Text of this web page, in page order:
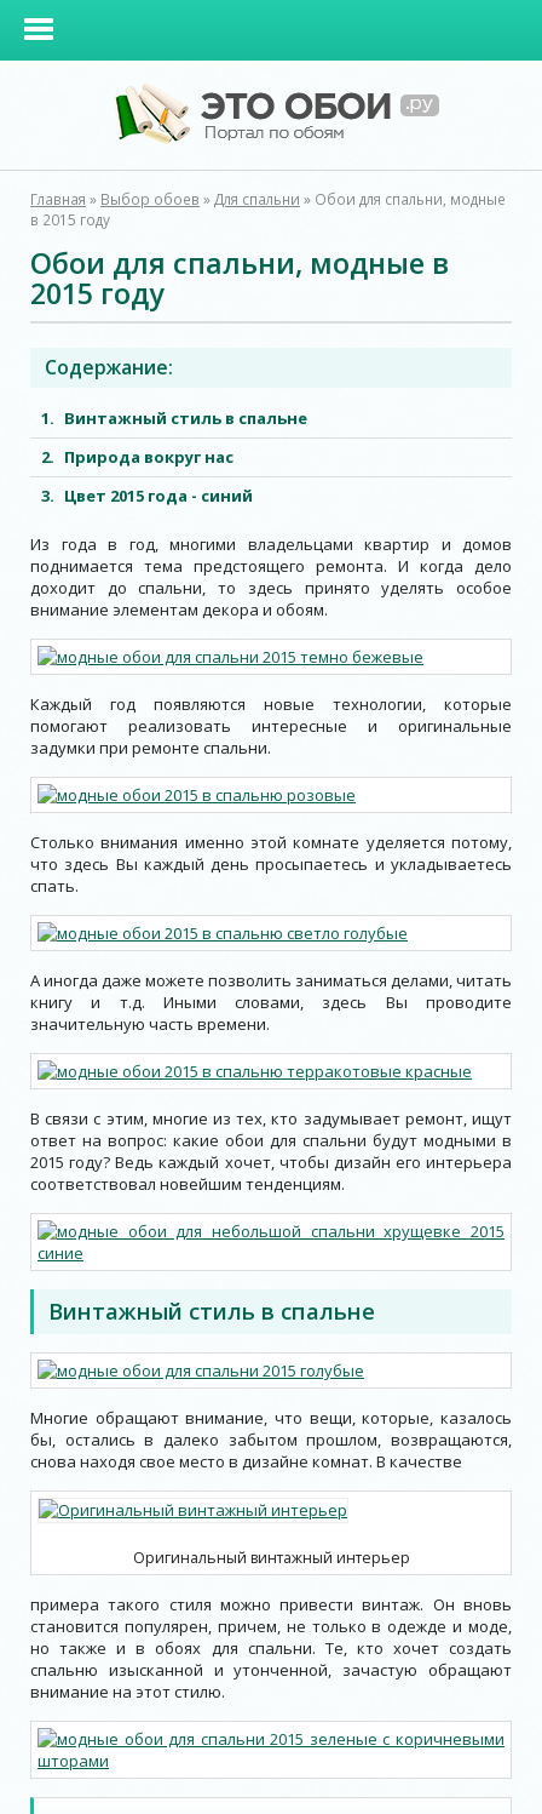
Главная » Выбор обоев » Для спальни » Обои для спальни, модные
в 2015 году
Обои для спальни, модные в
2015 году
Содержание:
Винтажный стиль в спальне
Природа вокруг нас
Цвет 2015 года - синий
Из года в год, многими владельцами квартир и домов
поднимается тема предстоящего ремонта. И когда дело
доходит до спальни, то здесь принято уделять особое
внимание элементам декора и обоям.
Каждый год появляются новые технологии, которые
помогают реализовать интересные и оригинальные
задумки при ремонте спальни.
Столько внимания именно этой комнате уделяется потому,
что здесь Вы каждый день просыпаетесь и укладываетесь
спать.
А иногда даже можете позволить заниматься делами, читать
книгу и т.д. Иными словами, здесь Вы проводите
значительную часть времени.
В связи с этим, многие из тех, кто задумывает ремонт, ищут
ответ на вопрос: какие обои для спальни будут модными в
2015 году? Ведь каждый хочет, чтобы дизайн его интерьера
соответствовал новейшим тенденциям.
Винтажный стиль в спальне
Многие обращают внимание, что вещи, которые, казалось
бы, остались в далеко забытом прошлом, возвращаются,
снова находя свое место в дизайне комнат. В качестве
Оригинальный винтажный интерьер
примера такого стиля можно привести винтаж. Он вновь
становится популярен, причем, не только в одежде и моде,
но также и в обоях для спальни. Те, кто хочет создать
спальню изысканной и утонченной, зачастую обращают
внимание на этот стилю.